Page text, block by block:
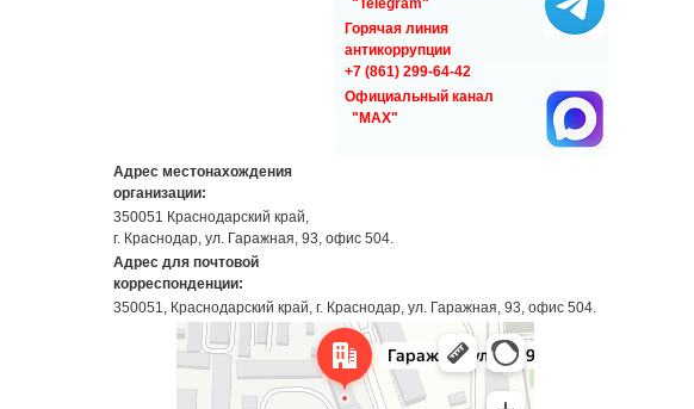
"Telegram"
Горячая линия
антикоррупции
+7 (861) 299-64-42
Официальный канал
"MAX"
Адрес местонахождения
организации:
350051 Краснодарский край,
г. Краснодар, ул. Гаражная, 93, офис 504.
Адрес для почтовой
корреспонденции:
350051, Краснодарский край, г. Краснодар, ул. Гаражная, 93, офис 504.
Краснодар
Гаражная улица, 93 — Яндекс Карты